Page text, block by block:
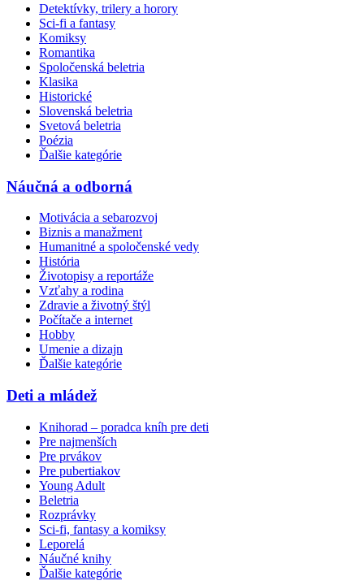
Detektívky, trilery a horory
Sci-fi a fantasy
Komiksy
Romantika
Spoločenská beletria
Klasika
Historické
Slovenská beletria
Svetová beletria
Poézia
Ďalšie kategórie
Náučná a odborná
Motivácia a sebarozvoj
Biznis a manažment
Humanitné a spoločenské vedy
História
Životopisy a reportáže
Vzťahy a rodina
Zdravie a životný štýl
Počítače a internet
Hobby
Umenie a dizajn
Ďalšie kategórie
Deti a mládež
Knihorad – poradca kníh pre deti
Pre najmenších
Pre prvákov
Pre pubertiakov
Young Adult
Beletria
Rozprávky
Sci-fi, fantasy a komiksy
Leporelá
Náučné knihy
Ďalšie kategórie